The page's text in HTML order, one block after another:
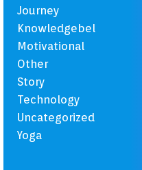
Journey
Knowledgebel
Motivational
Other
Story
Technology
Uncategorized
Yoga